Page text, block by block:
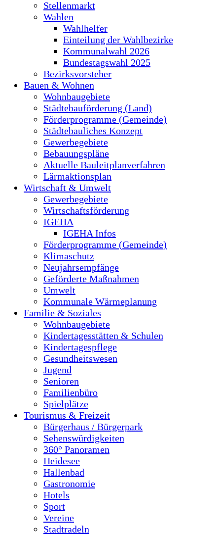
Stellenmarkt
Wahlen
Wahlhelfer
Einteilung der Wahlbezirke
Kommunalwahl 2026
Bundestagswahl 2025
Bezirksvorsteher
Bauen & Wohnen
Wohnbaugebiete
Städtebauförderung (Land)
Förderprogramme (Gemeinde)
Städtebauliches Konzept
Gewerbegebiete
Bebauungspläne
Aktuelle Bauleitplanverfahren
Lärmaktionsplan
Wirtschaft & Umwelt
Gewerbegebiete
Wirtschaftsförderung
IGEHA
IGEHA Infos
Förderprogramme (Gemeinde)
Klimaschutz
Neujahrsempfänge
Geförderte Maßnahmen
Umwelt
Kommunale Wärmeplanung
Familie & Soziales
Wohnbaugebiete
Kindertagesstätten & Schulen
Kindertagespflege
Gesundheitswesen
Jugend
Senioren
Familienbüro
Spielplätze
Tourismus & Freizeit
Bürgerhaus / Bürgerpark
Sehenswürdigkeiten
360° Panoramen
Heidesee
Hallenbad
Gastronomie
Hotels
Sport
Vereine
Stadtradeln